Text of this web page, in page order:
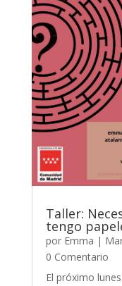
Taller:
tengo
por Emma |
0 Comentario
El próximo